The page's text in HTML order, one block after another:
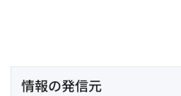
情報の発信元